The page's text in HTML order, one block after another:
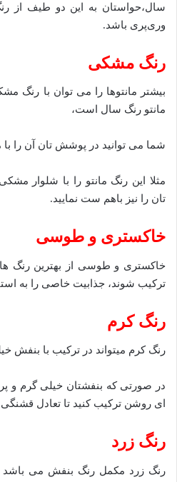
سال،حواستان به این دو طیف‌ از
وری‌پری باشد.
رنگ مشکی
بیشتر مانتوها را می توان با رنگ
مانتو رنگ سال است،
شما می توانید در پوشش تان آن را
مثلا این رنگ مانتو را با شلوار
تان را نیز باهم ست نمایید.
خاکستری و طوسی
خاکستری و طوسی از بهترین رنگ
ترکیب شوند، جذابیت خاصی را به
رنگ کرم
رنگ کرم میتواند در ترکیب با بنفش
در صورتی که بنفشتان خیلی گرم و پر
ای روشن ترکیب کنید تا تعادل قشنگی
رنگ زرد
رنگ زرد مکمل رنگ بنفش می باشد